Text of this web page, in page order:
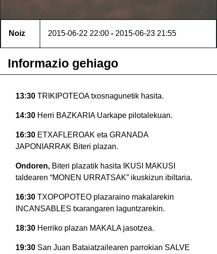
Noiz 2015-06-22 22:00 - 2015-06-23 21:55
Informazio gehiago
13:30 TRIKIPOTEOA txosnagunetik hasita.
14:30 Herri BAZKARIA Uarkape pilotalekuan.
16:30 ETXAFLEROAK eta GRANADA
JAPONIARRAK Biteri plazan.
Ondoren, Biteri plazatik hasita IKUSI MAKUSI
taldearen “MONEN URRATSAK” ikuskizun ibiltaria.
16:30 TXOPOPOTEO plazaraino makalarekin
INCANSABLES txarangaren laguntzarekin.
18:30 Herriko plazan MAKALA jasotzea.
19:30 San Juan Bataiatzailearen parrokian SALVE